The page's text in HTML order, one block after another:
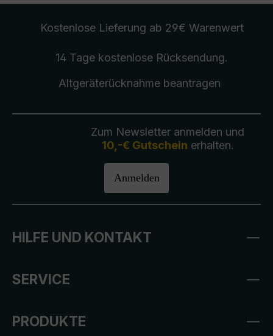
Kostenlose Lieferung ab 29€ Warenwert
14 Tage kostenlose Rücksendung.
Altgeräterücknahmebeantragen
Zum Newsletter anmelden und
10,-€ Gutschein erhalten.
Anmelden
HILFE UND KONTAKT
SERVICE
PRODUKTE